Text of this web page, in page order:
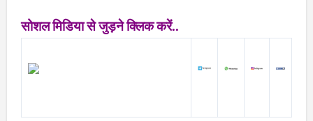
सोशल मिडिया से जुड़ने क्लिक करें..